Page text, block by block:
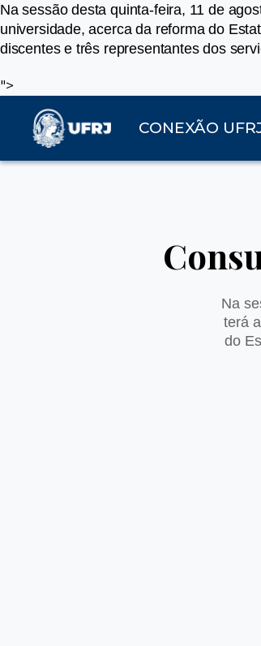
Na sessão desta quinta-feira, 11 de
universidade, acerca da reforma do
discentes e três representantes dos
">
CONEXÃO
Na
terá
do